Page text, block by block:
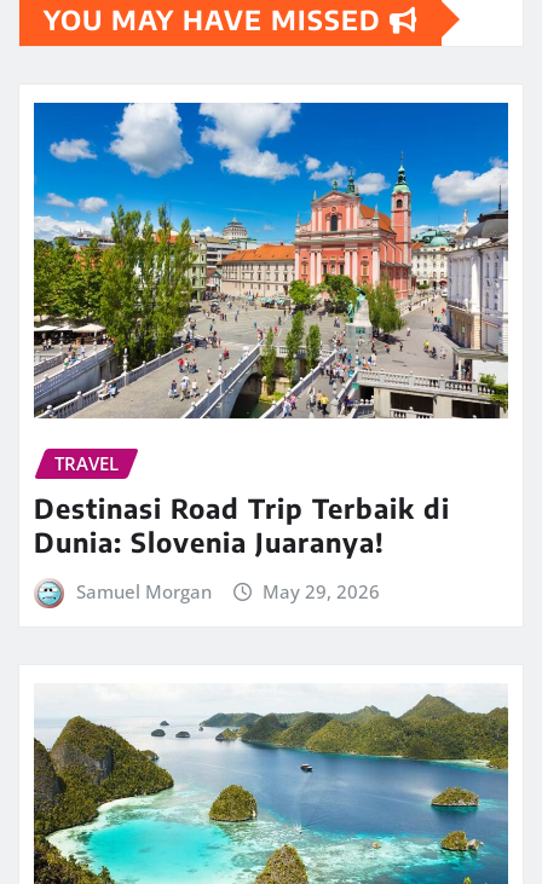
YOU MAY HAVE MISSED
TRAVEL
Destinasi Road Trip Terbaik di
Dunia: Slovenia Juaranya!
Samuel Morgan May 29, 2026